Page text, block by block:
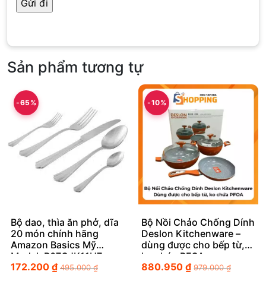
Sản phẩm tương tự
-65%
Bộ dao, thìa ăn phở, dĩa
20 món chính hãng
Amazon Basics Mỹ
Model: B07GJK11H7 –
Đẳng cấp bàn ăn chuẩn
172.200 ₫ 495.000₫
-10%
Bộ Nồi Chảo Chống Dính
Deslon Kitchenware –
dùng được cho bếp từ,
ko chứa PFOA
880.950₫ 979.000₫